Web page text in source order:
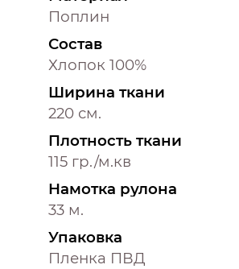
Поплин
Состав
Хлопок 100%
Ширина ткани
220 см.
Плотность ткани
115 гр./м.кв
Намотка рулона
33 м.
Упаковка
Пленка ПВД